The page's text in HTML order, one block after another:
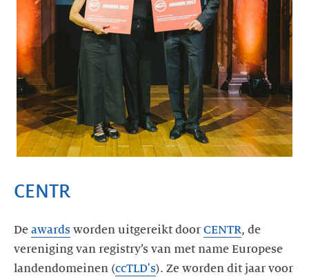
CENTR
De awards worden uitgereikt door CENTR, de
vereniging van registry’s van met name Europese
landendomeinen (ccTLD's). Ze worden dit jaar voor